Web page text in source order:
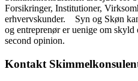
Forsikringer, Institutioner,
erhvervskunder. Syn og Skøn
og entreprenør er uenige om skyld
second opinion.
Kontakt